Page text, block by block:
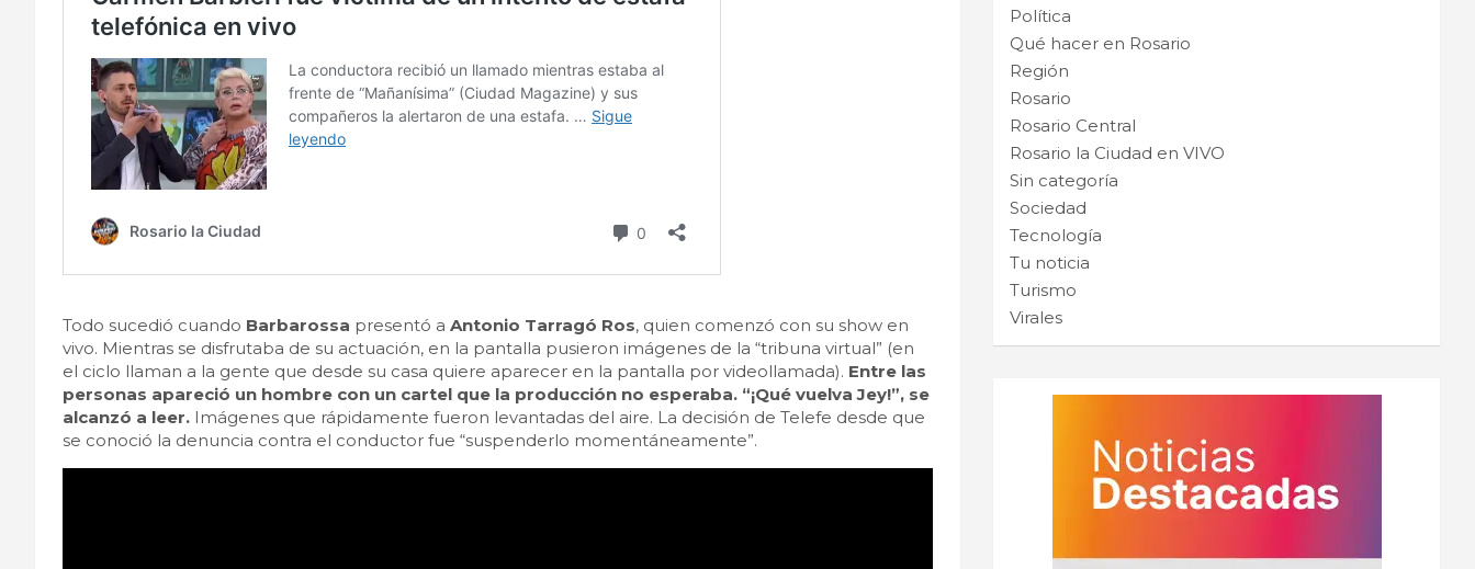
Todo sucedió cuando Barbarossa presentó a Antonio Tarragó Ros, quien comenzó con su show en
vivo. Mientras se disfrutaba de su actuación, en la pantalla pusieron imágenes de la “tribuna virtual” (en
el ciclo llaman a la gente que desde su casa quiere aparecer en la pantalla por videollamada). Entre las
personas apareció un hombre con un cartel que la producción no esperaba. “¡Qué vuelva Jey!”, se
alcanzó a leer. Imágenes que rápidamente fueron levantadas del aire. La decisión de Telefe desde que
se conoció la denuncia contra el conductor fue “suspenderlo momentáneamente”.
Política
Qué hacer en Rosario
Región
Rosario
Rosario Central
Rosario la Ciudad en VIVO
Sin categoría
Sociedad
Tecnología
Tu noticia
Turismo
Virales